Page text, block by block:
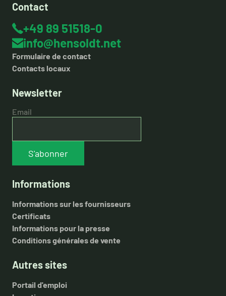
Contact
+49 89 51518-0
info@hensoldt.net
Formulaire de contact
Contacts locaux
Newsletter
Email
S'abonner
Informations
Informations sur les fournisseurs
Certificats
Informations pour la presse
Conditions générales de vente
Autres sites
Portail d'emploi